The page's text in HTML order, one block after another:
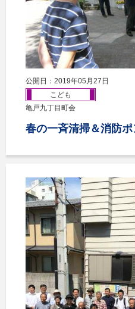
公開日：2019年05月27日
こども
亀戸九丁目町会
春の一斉清掃＆消防